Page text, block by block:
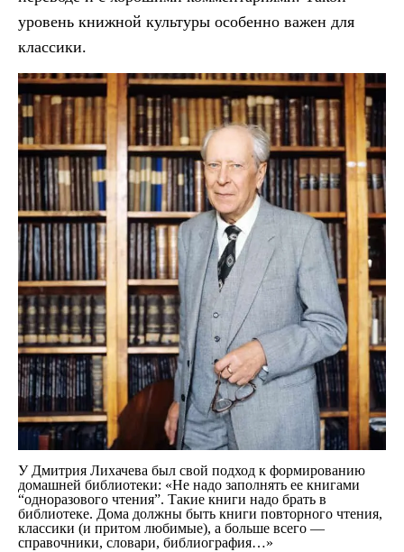
уровень книжной культуры особенно важен для
классики.
У Дмитрия Лихачева был свой подход к формированию
домашней библиотеки: «Не надо заполнять ее книгами
“одноразового чтения”. Такие книги надо брать в
библиотеке. Дома должны быть книги повторного чтения,
классики (и притом любимые), а больше всего —
справочники, словари, библиография…»